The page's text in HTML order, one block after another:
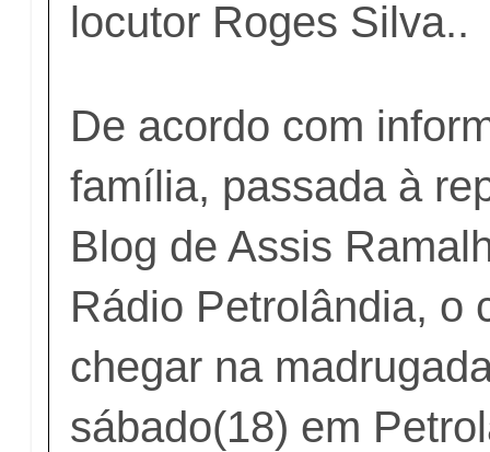
locutor Roges Silva..
De acordo com
família, passada à
Blog de Assis
Rádio Petrolândia, o
chegar na
sábado(18) em